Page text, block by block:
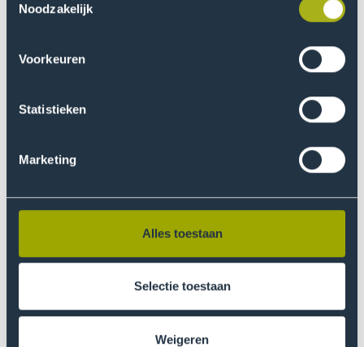
Noodzakelijk
Voorkeuren
Statistieken
Marketing
Alles toestaan
Selectie toestaan
Weigeren
De Pabo van De Haagse Hogeschool kreeg veel
professionals en heeft als reactie daarop het initiatief
Opleidingsschool Zuid-West Holland (OZWH) in kaart te
brengen welke gedeelde behoefte er is. Na een
inventarisatie onder schoolbesturen in de regio bleek
dat er juist voor onderwijsondersteuners die bij de
scholing. Bovendien was er de wens om de stap naar de
Pabo te verkleinen. Besturen en Pabo hebben samen
een modulair opgebouwd onderwijsaanbod uitgewerkt
voor onderwijsassistenten en leerkrachtondersteuners.
Deelnemers krijgen de certificaten in de vorm van
microcredentials. Een landelijk erkend certificaat op
hbo-niveau. Deze leveren vrijstellingen op voor de